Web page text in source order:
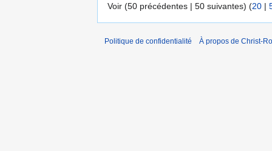
Voir (50 précédentes | 50 suivantes) (20 |
Politique de confidentialité À propos de Christ-